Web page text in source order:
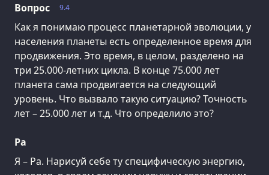
9.4
Вопрос
Как я понимаю процесс планетарной эволюции, у
населения планеты есть определенное время для
продвижения. Это время, в целом, разделено на
три 25.000-летних цикла. В конце 75.000 лет
планета сама продвигается на следующий
уровень. Что вызвало такую ситуацию? Точность
лет – 25.000 лет и т.д. Что определило это?
Ра
Я – Ра. Нарисуй себе ту специфическую энергию,